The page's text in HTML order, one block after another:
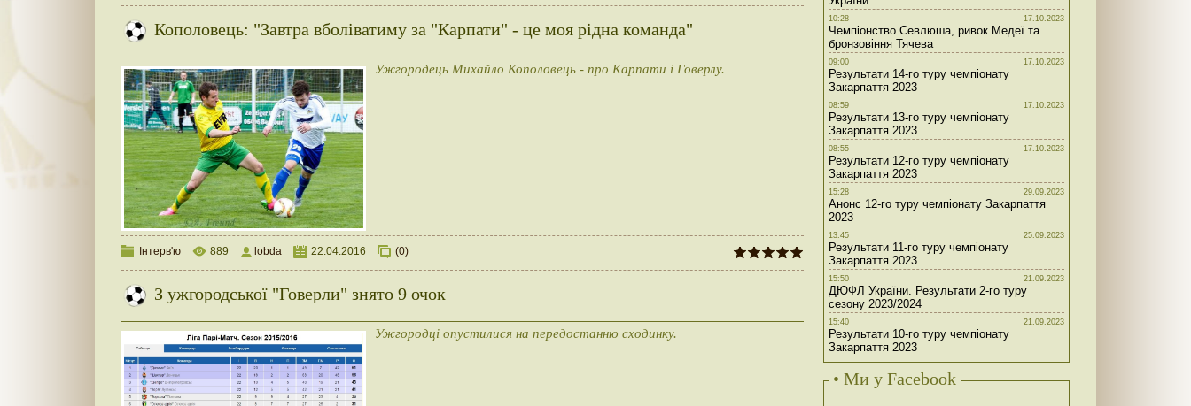
Кополовець: "Завтра вболіватиму за "Карпати" - це моя рідна команда"
Ужгородець Михайло Кополовець - про Карпати і Говерлу.
Інтерв'ю 889 lobda 22.04.2016 (0)
З ужгородської "Говерли" знято 9 очок
Ужгородці опустилися на передостанню сходинку.
10:28 17.10.2023
Чемпіонство Севлюша, ривок Медеї та
бронзовіння Тячева
09:00 17.10.2023
Результати 14-го туру чемпіонату
Закарпаття 2023
08:59 17.10.2023
Результати 13-го туру чемпіонату
Закарпаття 2023
08:55 17.10.2023
Результати 12-го туру чемпіонату
Закарпаття 2023
15:28 29.09.2023
Анонс 12-го туру чемпіонату Закарпаття
2023
13:45 25.09.2023
Результати 11-го туру чемпіонату
Закарпаття 2023
15:50 21.09.2023
ДЮФЛ України. Результати 2-го туру
сезону 2023/2024
15:40 21.09.2023
Результати 10-го туру чемпіонату
Закарпаття 2023
• Ми у Facebook